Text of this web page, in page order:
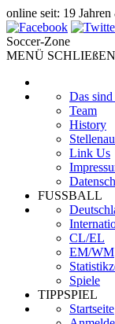
online seit: 19
Soccer-Zone
MENÜ SCHLIEßEN
Das
Team
History
Link Us
FUSSBALL
CL/EL
EM/WM
Spiele
TIPPSPIEL
Startseite